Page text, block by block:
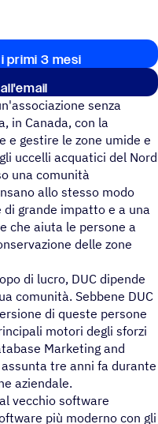
primi 3 mesi
senza
in Canada, con la
e gestire le zone umide e
uccelli acquatici del Nord
una comunità
allo stesso modo
grande impatto e a una
che aiuta le persone a
delle zone
di lucro, DUC dipende
comunità. Sebbene DUC
di queste persone
motori degli sforzi
Marketing and
tre anni fa durante
aziendale.
vecchio software
più moderno con gli